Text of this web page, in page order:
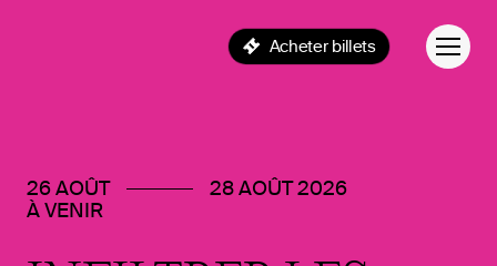
Acheter billets
26 AOÛT
28 AOÛT 2026
À VENIR